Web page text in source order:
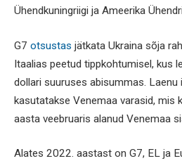
Ühendkuningriigi ja Ameerika
G7 otsustas jätkata Ukraina sõja
Itaalias peetud tippkohtumisel, kus
dollari suuruses abisummas.
kasutatakse Venemaa varasid, mis
aasta veebruaris alanud Venemaa
Alates 2022. aastast on G7, EL ja